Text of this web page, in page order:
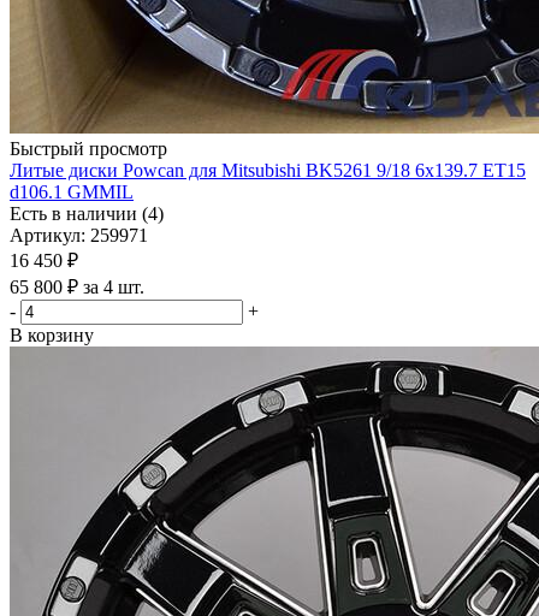
Быстрый просмотр
Литые диски Powcan для Mitsubishi BK5261 9/18 6x139.7 ET15
d106.1 GMMIL
Есть в наличии (4)
Артикул: 259971
16 450 ₽
65 800 ₽ за 4 шт.
-
+
В корзину